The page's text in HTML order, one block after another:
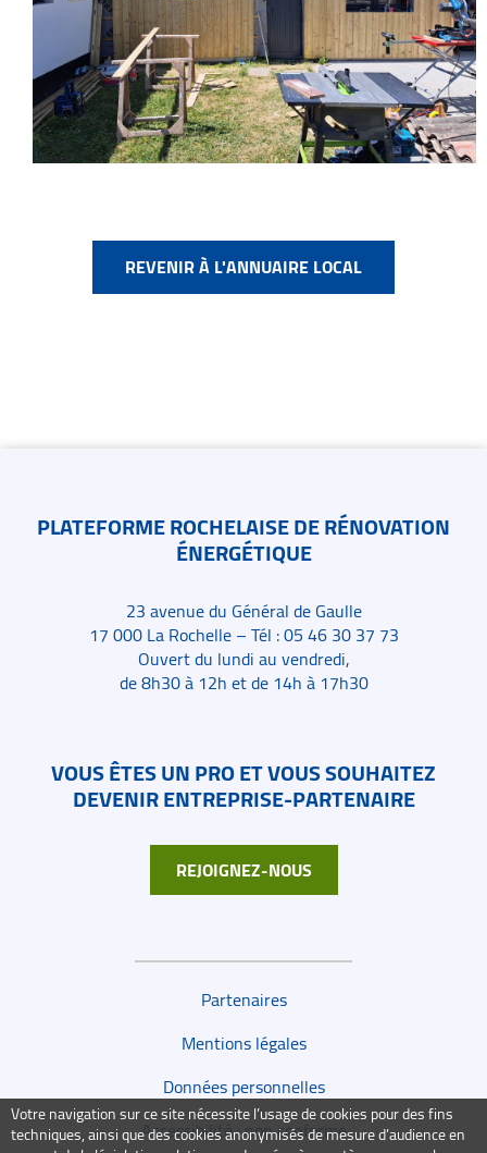
Votre navigation sur ce site nécessite l’usage de cookies pour des fins
techniques, ainsi que des cookies anonymisés de mesure d’audience en
REVENIR À L'ANNUAIRE LOCAL
PLATEFORME ROCHELAISE DE RÉNOVATION
ÉNERGÉTIQUE
23 avenue du Général de Gaulle
17 000 La Rochelle – Tél : 05 46 30 37 73
Ouvert du lundi au vendredi,
de 8h30 à 12h et de 14h à 17h30
VOUS ÊTES UN PRO ET VOUS SOUHAITEZ
DEVENIR ENTREPRISE-PARTENAIRE
REJOIGNEZ-NOUS
Liens de bas de page
Partenaires
Mentions légales
Données personnelles
Accessibilité : non conforme